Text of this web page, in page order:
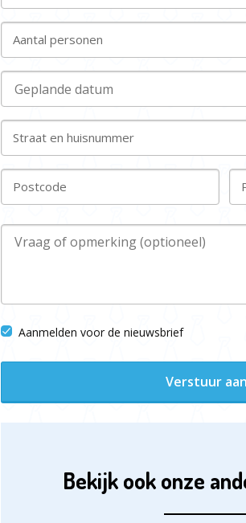
Aantal personen
Straat en huisnummer
Postcode
Aanmelden voor de nieuwsbrief
Verstuur
Bekijk ook onze